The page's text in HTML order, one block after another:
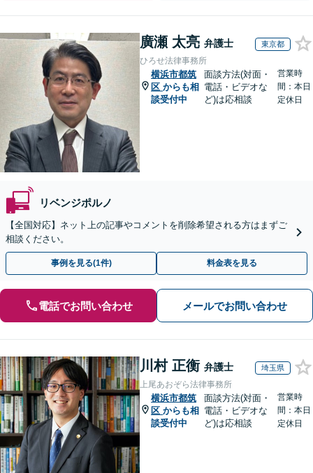
廣瀬 太亮 弁護士 東京都
ひろせ法律事務所
横浜市都筑
区 からも相
談受付中
面談方法(対面・
電話・ビデオな
ど)は応相談
営業時
間：本日
定休日
リベンジポルノ
【全国対応】ネット上の記事やコメントを削除希望される方はまずご
相談ください。
事例を見る(1件) 料金表を見る
電話でお問い合わせ メールでお問い合わせ
川村 正衡 弁護士 埼玉県
上尾あおぞら法律事務所
横浜市都筑
区 からも相
談受付中
面談方法(対面・
電話・ビデオな
ど)は応相談
営業時
間：本日
定休日